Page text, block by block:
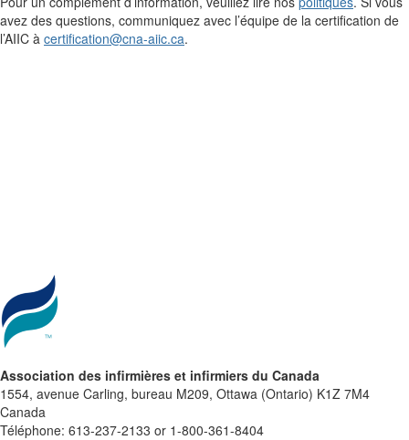
avez des questions, communiquez avec l’équipe de la certification de
l’AIIC à certification@cna-aiic.ca.
Association des infirmières et infirmiers du Canada
1554, avenue Carling, bureau M209, Ottawa (Ontario) K1Z 7M4
Canada
Téléphone: 613-237-2133 or 1-800-361-8404